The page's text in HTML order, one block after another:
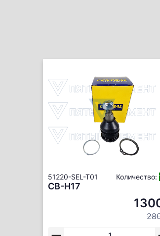
51220-SEL-T01 Количество:
CB-H17